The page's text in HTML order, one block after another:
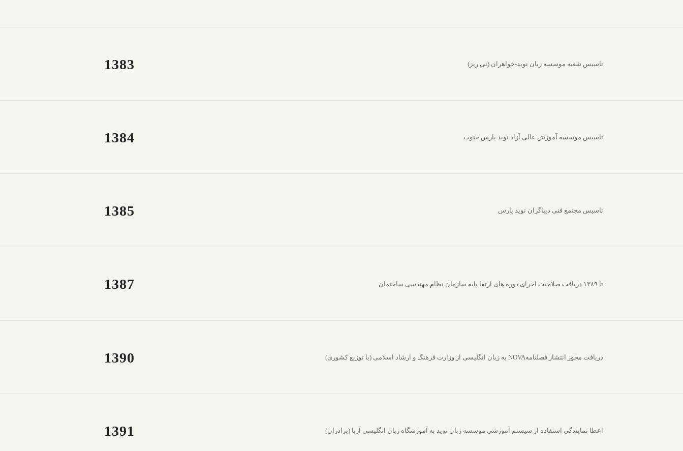
1383 تاسیس شعبه موسسه زبان نوید-خواهران (نی ریز)
1384 تاسیس موسسه آموزش عالی آزاد نوید پارس جنوب
1385 تاسیس مجتمع فنی دیباگران نوید پارس
1387 تا ۱۳۸۹ دریافت صلاحیت اجرای دوره های ارتقا پایه سازمان نظام مهندسی ساختمان
1390 دریافت مجوز انتشار فصلنامهNOVA به زبان انگلیسی از وزارت فرهنگ و ارشاد اسلامی (‌با توزیع کشوری)
1391 اعطا نمایندگی استفاده از سیستم آموزشی موسسه زبان نوید به آموزشگاه زبان انگلیسی آریا (برادران)